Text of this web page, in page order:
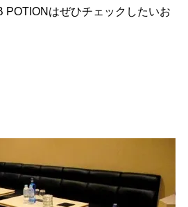
POTIONはぜひチェックしたいお